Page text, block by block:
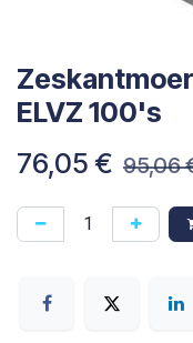
ELVZ 100's
76,05 € 95,06